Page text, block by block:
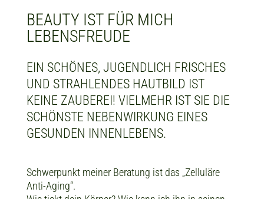
BEAUTY IST FÜR MICH
LEBENSFREUDE
EIN SCHÖNES, JUGENDLICH FRISCHES
UND STRAHLENDES HAUTBILD IST
KEINE ZAUBEREI! VIELMEHR IST SIE DIE
SCHÖNSTE NEBENWIRKUNG EINES
GESUNDEN INNENLEBENS.
Schwerpunkt meiner Beratung ist das „Zelluläre
Anti-Aging“.